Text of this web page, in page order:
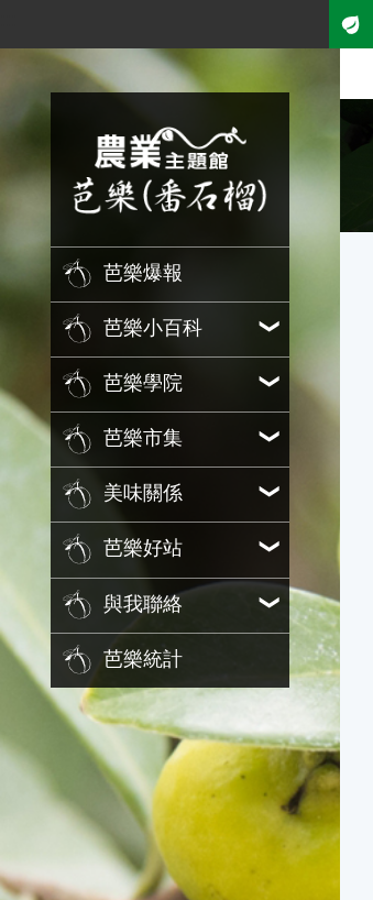
跳到主要內容
農業知識入口網
芭樂爆報
芭樂小百科
芭樂學院
芭樂市集
美味關係
芭樂好站
與我聯絡
芭樂統計